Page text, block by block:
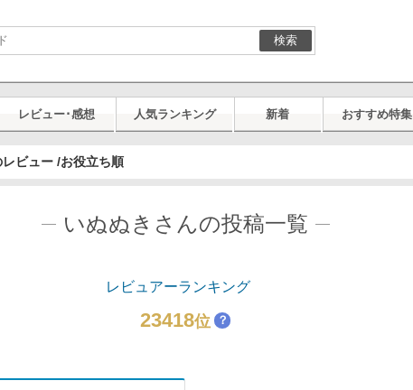
検索
レビュー･感想 人気ランキング 新着 おすすめ特集
ビュー /お役立ち順
いぬぬきさんの投稿一覧
レビュアーランキング
23418位 ？